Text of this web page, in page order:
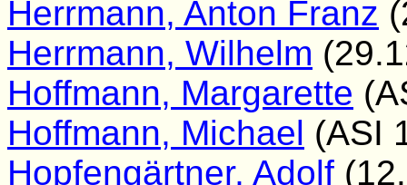
Herrmann, Anton Franz
Herrmann, Wilhelm
Hoffmann, Margarette
Hoffmann, Michael (ASI
Hopfengärtner, Adolf